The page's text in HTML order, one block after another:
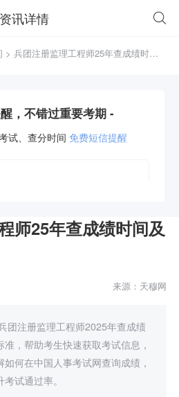
资讯详情
，不错过重要考期 -
试、查分时间 免费短信提醒
师25年查成绩时间及
来源：天穆网
团注册监理工程师2025年查成绩
，帮助考生快速获取考试信息，
何在中国人事考试网查询成绩，
试通过率。